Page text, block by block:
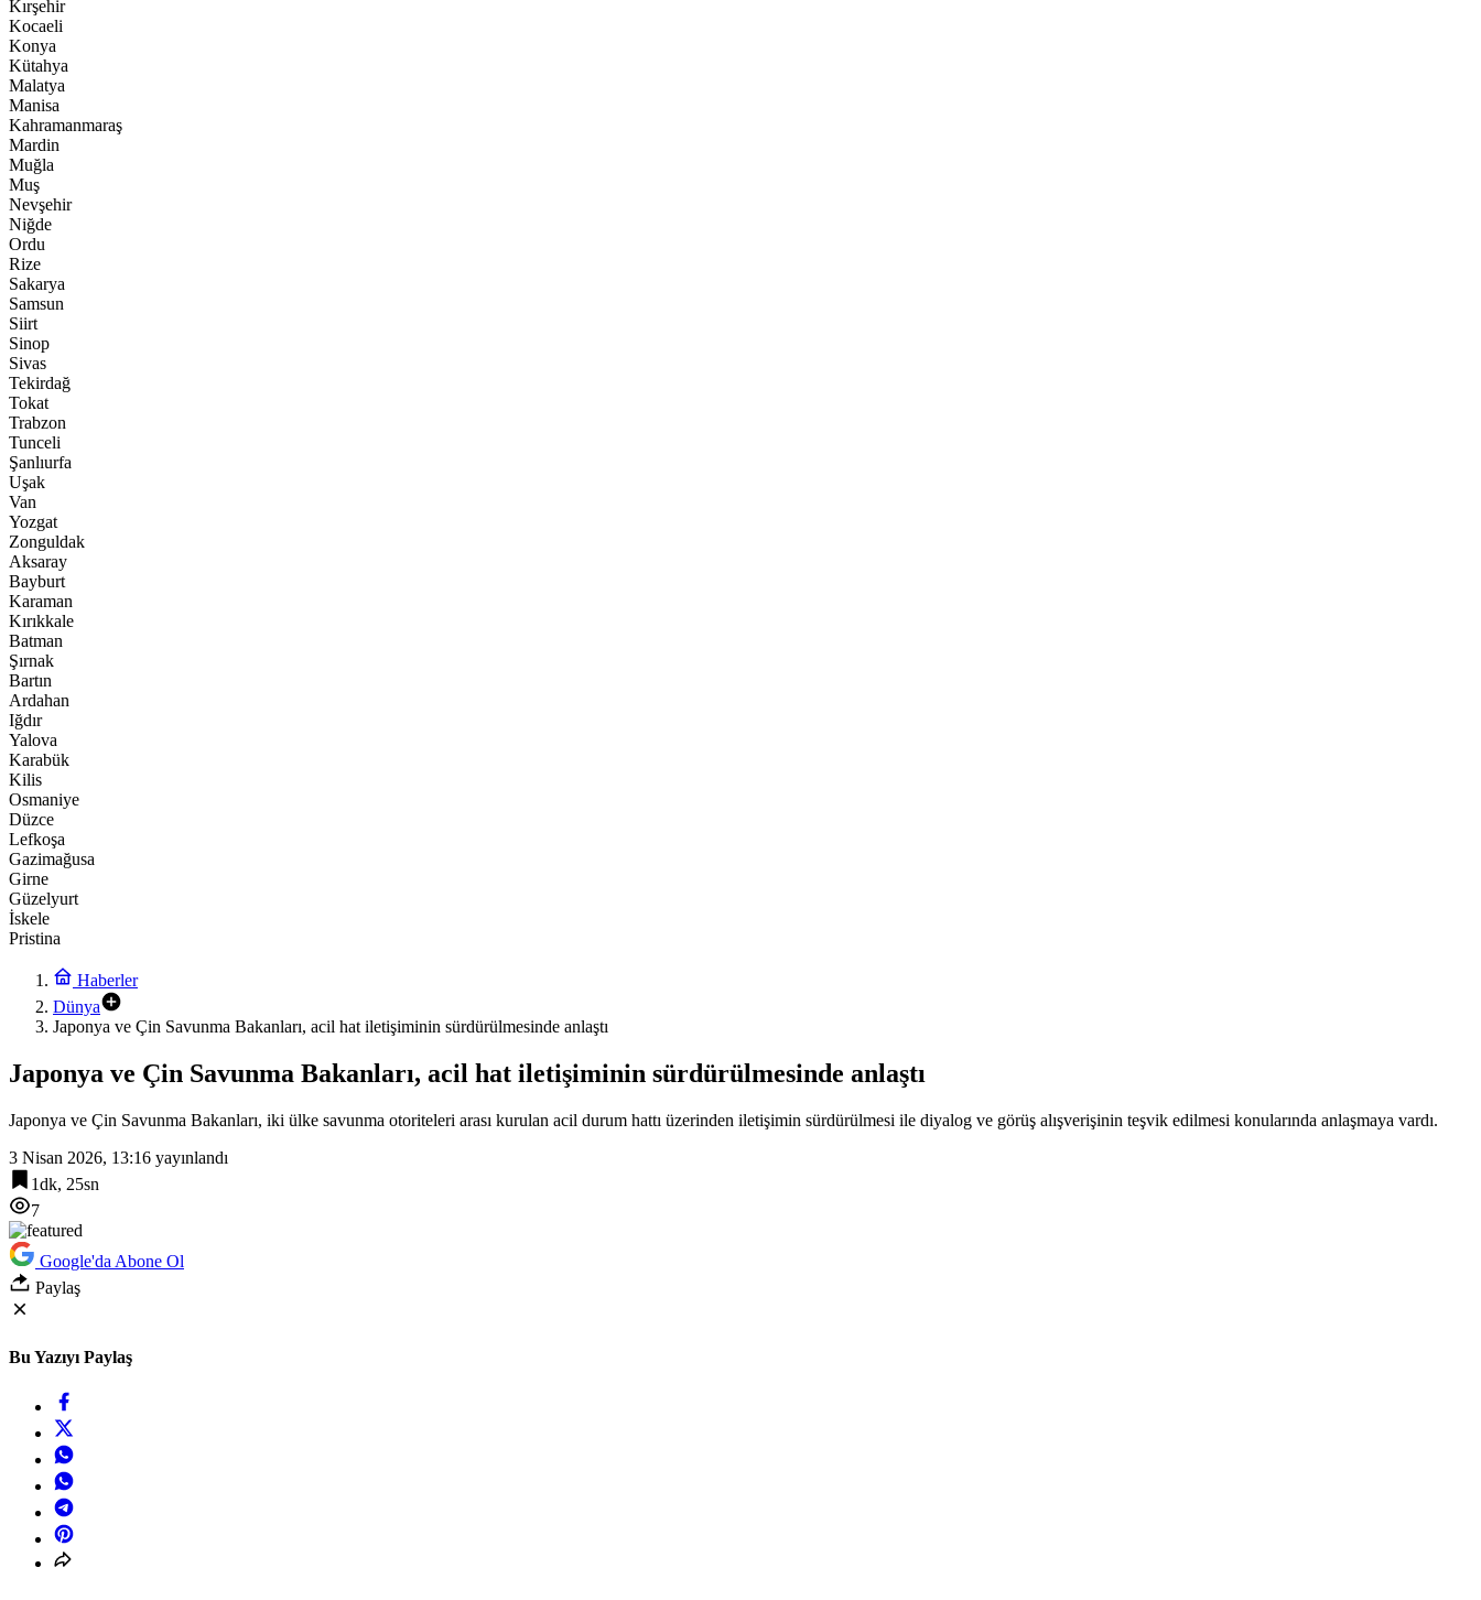
Kırşehir
Kocaeli
Konya
Kütahya
Malatya
Manisa
Kahramanmaraş
Mardin
Muğla
Muş
Nevşehir
Niğde
Ordu
Rize
Sakarya
Samsun
Siirt
Sinop
Sivas
Tekirdağ
Tokat
Trabzon
Tunceli
Şanlıurfa
Uşak
Van
Yozgat
Zonguldak
Aksaray
Bayburt
Karaman
Kırıkkale
Batman
Şırnak
Bartın
Ardahan
Iğdır
Yalova
Karabük
Kilis
Osmaniye
Düzce
Lefkoşa
Gazimağusa
Girne
Güzelyurt
İskele
Pristina
Haberler
Dünya
Japonya ve Çin Savunma Bakanları, acil hat iletişiminin sürdürülmesinde anlaştı
Japonya ve Çin Savunma Bakanları, acil hat iletişiminin sürdürülmesinde anlaştı
Japonya ve Çin Savunma Bakanları, iki ülke savunma otoriteleri arası kurulan acil durum hattı üzerinden iletişimin sürdürülmesi ile diyalog ve görüş alışverişinin teşvik edilmesi konularında anlaşmaya vardı.
3 Nisan 2026, 13:16 yayınlandı
1dk, 25sn
7
Google'da Abone Ol
Paylaş
Bu Yazıyı Paylaş